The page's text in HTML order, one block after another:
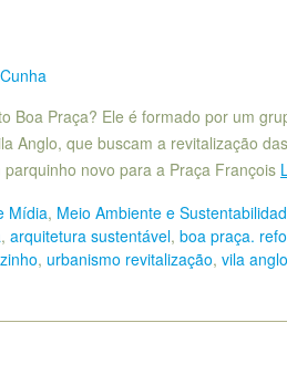
Boa Praça? Ele é formado por um
Anglo, que buscam a revitalização
novo para a Praça François
Mídia, Meio Ambiente e
, arquitetura sustentável, boa praça.
, urbanismo revitalização, vila anglo